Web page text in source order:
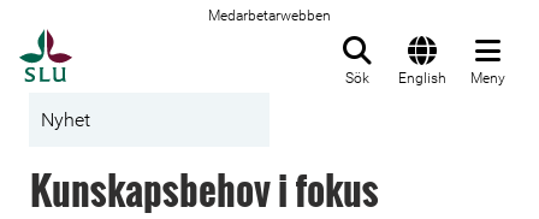
Medarbetarwebben
Sök English Meny
Nyhet
Kunskapsbehov i fokus